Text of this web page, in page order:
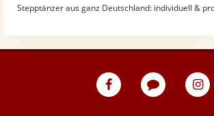
Stepptänzer aus ganz Deutschland: individuell &
eventpeppers
Blog